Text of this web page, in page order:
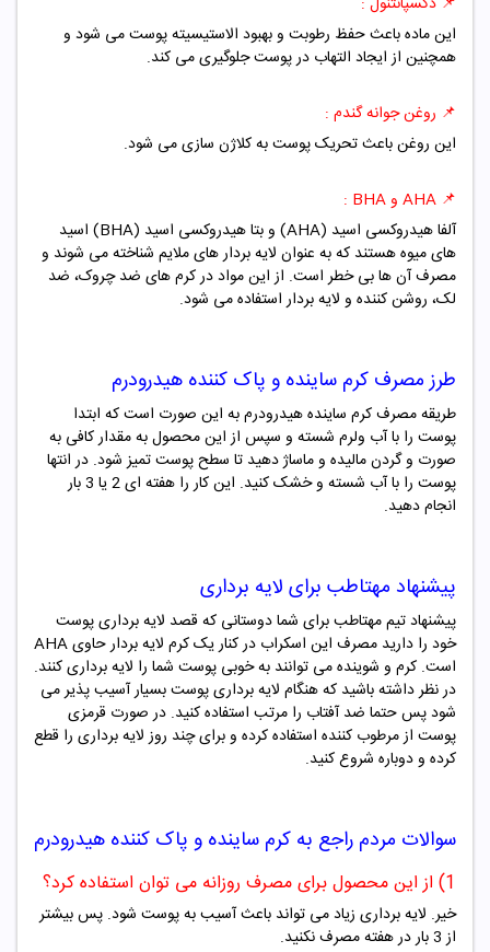
این ماده باعث حفظ رطوبت و بهبود الاستیسیته پوست می شود و
همچنین از ایجاد التهاب در پوست جلوگیری می کند.
📌 روغن جوانه گندم :
این روغن باعث تحریک پوست به کلاژن سازی می شود.
📌
آلفا هیدروکسی اسید (AHA) و بتا هیدروکسی اسید (BHA) اسید
های میوه هستند که به عنوان لایه بردار های ملایم شناخته می شوند و
مصرف آن ها بی خطر است. از این مواد در کرم های ضد چروک، ضد
لک، روشن کننده و لایه بردار استفاده می شود.
طرز مصرف کرم ساینده و پاک کننده هیدرودرم
طریقه مصرف کرم ساینده هیدرودرم به این صورت است که ابتدا
پوست را با آب ولرم شسته و سپس از این محصول به مقدار کافی به
صورت و گردن مالیده و ماساژ دهید تا سطح پوست تمیز شود. در انتها
پوست را با آب شسته و خشک کنید. این کار را هفته ای 2 یا 3 بار
انجام دهید.
پیشنهاد مهتاطب برای لایه برداری
پیشنهاد تیم مهتاطب برای شما دوستانی که قصد لایه برداری پوست
خود را دارید مصرف این اسکراب در کنار یک کرم لایه بردار حاوی AHA
است. کرم و شوینده می توانند به خوبی پوست شما را لایه برداری کنند.
در نظر داشته باشید که هنگام لایه برداری پوست بسیار آسیب پذیر می
شود پس حتما ضد آفتاب را مرتب استفاده کنید. در صورت قرمزی
پوست از مرطوب کننده استفاده کرده و برای چند روز لایه برداری را قطع
کرده و دوباره شروع کنید.
سوالات مردم راجع به کرم ساینده و پاک کننده هیدرودرم
1) از این محصول برای مصرف روزانه می توان استفاده کرد؟
خیر. لایه برداری زیاد می تواند باعث آسیب به پوست شود. پس بیشتر
از 3 بار در هفته مصرف نکنید.